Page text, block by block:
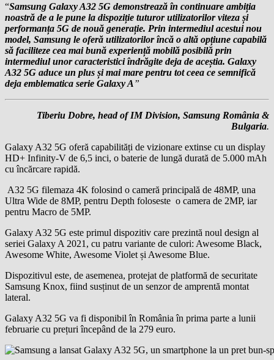
“Samsung Galaxy A32 5G demonstrează în continuare ambiția
noastră de a le pune la dispoziție tuturor utilizatorilor viteza și
performanța 5G de nouă generație. Prin intermediul acestui nou
model, Samsung le oferă utilizatorilor încă o altă opțiune capabilă
să faciliteze cea mai bună experiență mobilă posibilă prin
intermediul unor caracteristici îndrăgite deja de aceștia. Galaxy
A32 5G aduce un plus și mai mare pentru tot ceea ce semnifică
deja emblematica serie Galaxy A ”
Tiberiu Dobre, head of IM Division, Samsung România &
Bulgaria.
Galaxy A32 5G oferă capabilități de vizionare extinse cu un display
HD+ Infinity-V de 6,5 inci, o baterie de lungă durată de 5.000 mAh
cu încărcare rapidă.
A32 5G filemaza 4K folosind o cameră principală de 48MP, una
Ultra Wide de 8MP, pentru Depth foloseste o camera de 2MP, iar
pentru Macro de 5MP.
Galaxy A32 5G este primul dispozitiv care prezintă noul design al
seriei Galaxy A 2021, cu patru variante de culori: Awesome Black,
Awesome White, Awesome Violet și Awesome Blue.
Dispozitivul este, de asemenea, protejat de platformă de securitate
Samsung Knox, fiind susținut de un senzor de amprentă montat
lateral.
Galaxy A32 5G va fi disponibil în România în prima parte a lunii
februarie cu prețuri începând de la 279 euro.